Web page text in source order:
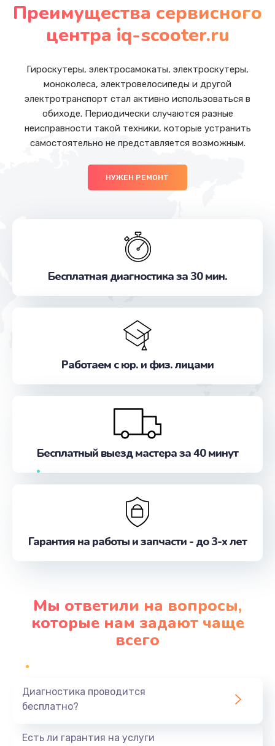
Преимущества сервисного
центра iq-scooter.ru
Гироскутеры, электросамокаты, электроскутеры,
моноколеса, электровелосипеды и другой
электротранспорт стал активно использоваться в
обиходе. Периодически случаются разные
неисправности такой техники, которые устранить
самостоятельно не представляется возможным.
НУЖЕН РЕМОНТ
Бесплатная диагностика за 30 мин.
Работаем с юр. и физ. лицами
Бесплатный выезд мастера за 40 минут
Гарантия на работы и запчасти - до 3-х лет
Мы ответили на вопросы,
которые нам задают чаще
всего
Диагностика проводится
бесплатно?
Есть ли гарантия на услуги